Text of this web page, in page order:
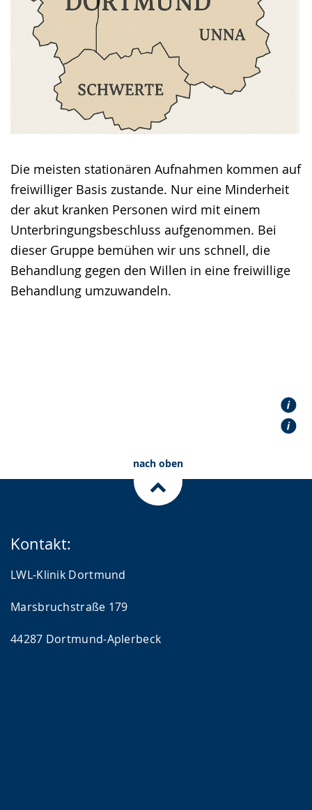
Die meisten stationären Aufnahmen kommen auf
freiwilliger Basis zustande. Nur eine Minderheit
der akut kranken Personen wird mit einem
Unterbringungsbeschluss aufgenommen. Bei
dieser Gruppe bemühen wir uns schnell, die
Behandlung gegen den Willen in eine freiwillige
Behandlung umzuwandeln.
nach oben
Kontakt:
LWL-Klinik Dortmund
Marsbruchstraße 179
44287 Dortmund-Aplerbeck